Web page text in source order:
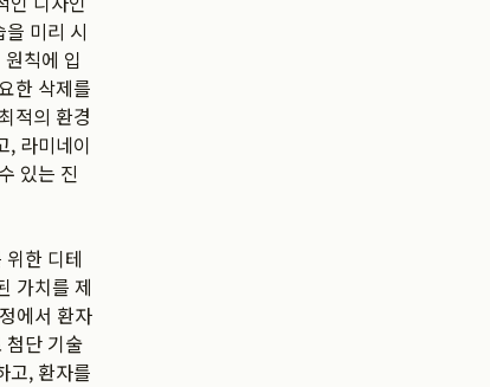
미리 시
칙에 입
한 삭제를
적의 환경
, 라미네이
있는 진
한 디테
가치를 제
에서 환자
첨단 기술
고, 환자를